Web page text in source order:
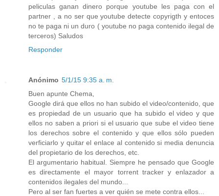
peliculas ganan dinero porque youtube les paga con el
partner , a no ser que youtube detecte copyrigth y entoces
no te paga ni un duro ( youtube no paga contenido ilegal de
terceros) Saludos
Responder
Anónimo 5/1/15 9:35 a. m.
Buen apunte Chema,
Google dirá que ellos no han subido el video/contenido, que
es propiedad de un usuario que ha subido el video y que
ellos no saben a priori si el usuario que sube el video tiene
los derechos sobre el contenido y que ellos sólo pueden
verficiarlo y quitar el enlace al contenido si media denuncia
del propietario de los derechos, etc.
El argumentario habitual. Siempre he pensado que Google
es directamente el mayor torrent tracker y enlazador a
contenidos ilegales del mundo...
Pero al ser fan fuertes a ver quién se mete contra ellos...